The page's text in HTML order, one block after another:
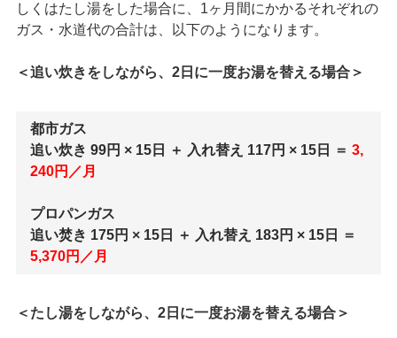
しくはたし湯をした場合に、1ヶ月間にかかるそれぞれの
ガス・水道代の合計は、以下のようになります。
＜追い炊きをしながら、2日に一度お湯を替える場合＞
都市ガス
追い炊き 99円 × 15日 ＋ 入れ替え 117円 × 15日 ＝ 3,
240円／月
プロパンガス
追い焚き 175円 × 15日 ＋ 入れ替え 183円 × 15日 ＝
5,370円／月
＜たし湯をしながら、2日に一度お湯を替える場合＞